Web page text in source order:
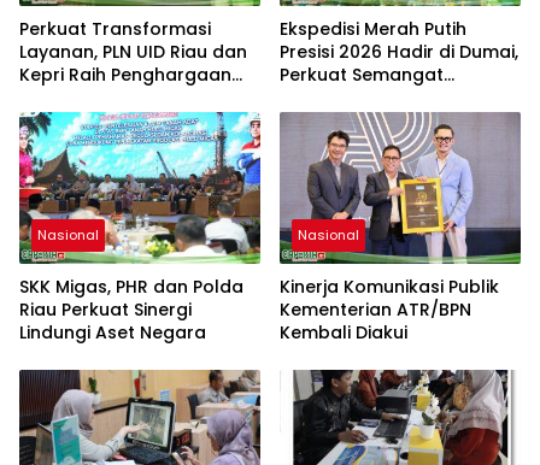
Perkuat Transformasi
Layanan, PLN UID Riau dan
Kepri Raih Penghargaan
Champion 2026
Ekspedisi Merah Putih
Presisi 2026 Hadir di Dumai,
Perkuat Semangat
Kepedulian Sosial
Nasional
SKK Migas, PHR dan Polda
Riau Perkuat Sinergi
Lindungi Aset Negara
Nasional
Kinerja Komunikasi Publik
Kementerian ATR/BPN
Kembali Diakui